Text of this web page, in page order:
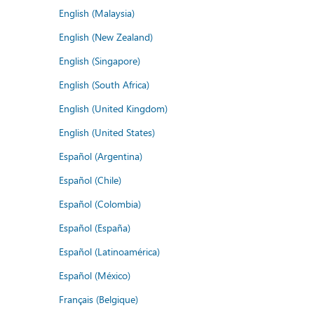
English (Malaysia)
English (New Zealand)
English (Singapore)
English (South Africa)
English (United Kingdom)
English (United States)
Español (Argentina)
Español (Chile)
Español (Colombia)
Español (España)
Español (Latinoamérica)
Español (México)
Français (Belgique)